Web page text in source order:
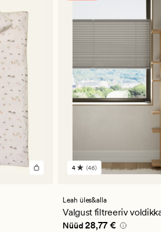
46
hinnanguga
4
4 (46)
Leah üles&alla
Valgust filtreeriv
Nåværende pris_ee
Nüüd 28,77 €